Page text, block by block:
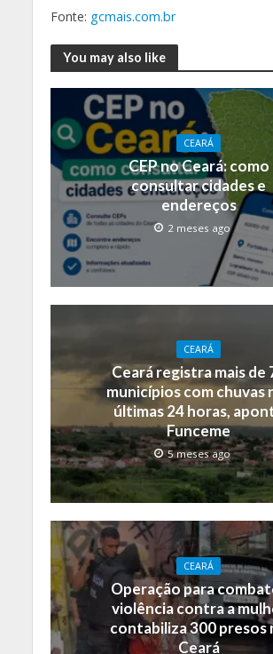
Fonte: gcmais.com.br
You may also like
CEARÁ
CEP no Ceará: como
consultar cidades e
endereços
2 meses ago
CEARÁ
Ceará registra mais de
municípios com chuvas
últimas 24 horas,
Funceme
5 meses ago
CEARÁ
Operação para
violência contra a
contabiliza 300 presos
Ceará